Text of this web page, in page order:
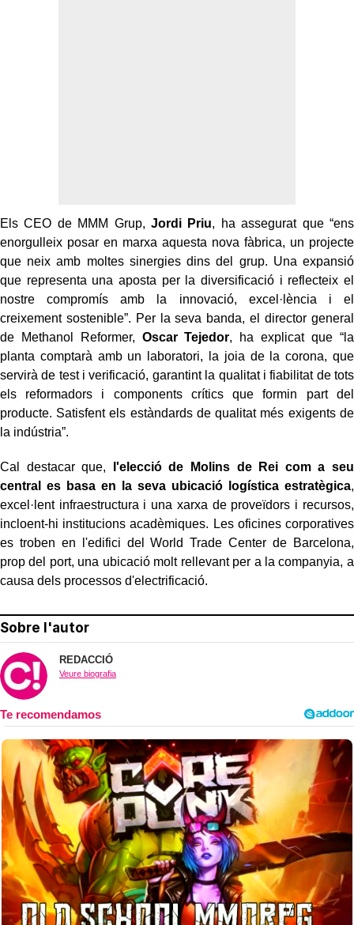
Els CEO de MMM Grup, Jordi Priu, ha assegurat que “ens
enorgulleix posar en marxa aquesta nova fàbrica, un projecte
que neix amb moltes sinergies dins del grup. Una expansió
que representa una aposta per la diversificació i reflecteix el
nostre compromís amb la innovació, excel·lència i el
creixement sostenible”. Per la seva banda, el director general
de Methanol Reformer, Oscar Tejedor, ha explicat que “la
planta comptarà amb un laboratori, la joia de la corona, que
servirà de test i verificació, garantint la qualitat i fiabilitat de tots
els reformadors i components crítics que formin part del
producte. Satisfent els estàndards de qualitat més exigents de
la indústria”.
Cal destacar que,
l'elecció de Molins de Rei com a seu
central es basa en la seva ubicació logística estratègica,
excel·lent infraestructura i una xarxa de proveïdors i recursos,
incloent-hi institucions acadèmiques. Les oficines corporatives
es troben en l'edifici del World Trade Center de Barcelona,
prop del port, una ubicació molt rellevant per a la companyia, a
causa dels processos d'electrificació.
Sobre l'autor
REDACCIÓ
Veure biografia